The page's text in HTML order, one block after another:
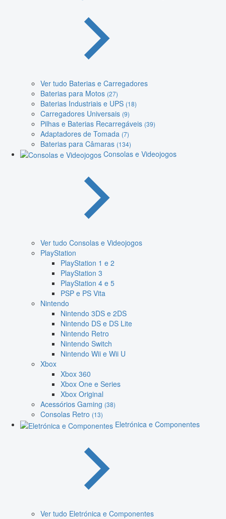
Ver tudo Baterias e Carregadores
Baterias para Motos (27)
Baterias Industriais e UPS (18)
Carregadores Universais (9)
Pilhas e Baterias Recarregáveis (39)
Adaptadores de Tomada (7)
Baterias para Câmaras (134)
Consolas e Videojogos
Ver tudo Consolas e Videojogos
PlayStation
PlayStation 1 e 2
PlayStation 3
PlayStation 4 e 5
PSP e PS Vita
Nintendo
Nintendo 3DS e 2DS
Nintendo DS e DS Lite
Nintendo Retro
Nintendo Switch
Nintendo Wii e Wii U
Xbox
Xbox 360
Xbox One e Series
Xbox Original
Acessórios Gaming (38)
Consolas Retro (13)
Eletrónica e Componentes
Ver tudo Eletrónica e Componentes